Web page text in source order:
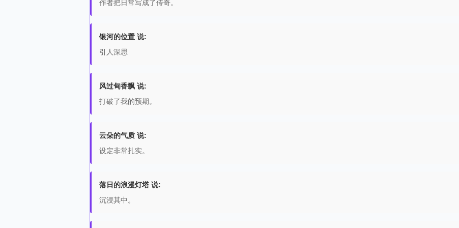
作者把日常写成了传奇。
银河的位置 说:
引人深思
风过甸香飘 说:
打破了我的预期。
云朵的气质 说:
设定非常扎实。
落日的浪漫灯塔 说:
沉浸其中。